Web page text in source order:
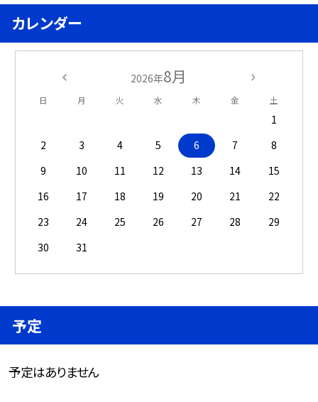
カレンダー
2026年8月
日 月 火 水 木 金 土
1
2
3 4 5 6 7
8
9
10 11 12 13 14
15
16
17 18 19 20 21
22
23
24 25 26 27 28
29
30
31
予定
予定はありません